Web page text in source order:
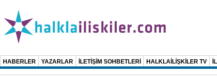
HABERLER YAZARLAR İLETİŞİM SOHBETLERİ HALKLAİLİŞKİLER TV